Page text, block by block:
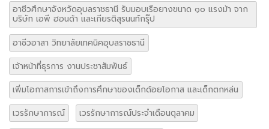
อาชีวศึกษาจังหวัดอุบลราชธานี รับมอบเรือยางขนาด ๑๐ แรงม้า จาก
บริษัท เอพี ฮอนด้า และเกียรติสุรนนท์กรุ๊ป
อาชีวอาสา วิทยาลัยเทคนิคอุบลราชธานี
เจ้าหน้าที่ธุรการ งานประชาสัมพันธ์
เพิ่มโอกาสการเข้าถึงการศึกษาของเด็กด้อยโอกาส และเด็กตกหล่น
เวรรักษาการณ์
เวรรักษาการณ์ประจำเดือนตุลาคม